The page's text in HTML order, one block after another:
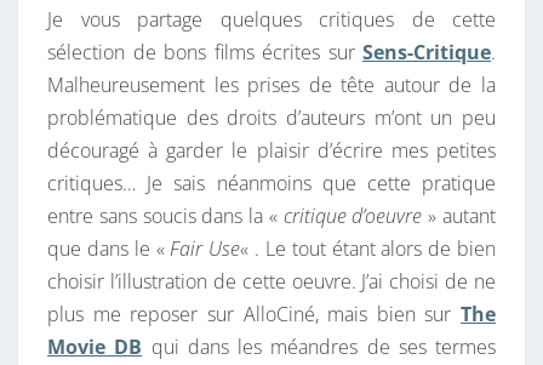
Je vous partage quelques critiques de cette
sélection de bons films écrites sur Sens-Critique.
Malheureusement les prises de tête autour de la
problématique des droits d’auteurs m’ont un peu
découragé à garder le plaisir d’écrire mes petites
critiques… Je sais néanmoins que cette pratique
entre sans soucis dans la « critique d’oeuvre » autant
que dans le «Fair Use« . Le tout étant alors de bien
choisir l’illustration de cette oeuvre. J’ai choisi de ne
plus me reposer sur AlloCiné, mais bien sur The
Movie DB qui dans les méandres de ses termes